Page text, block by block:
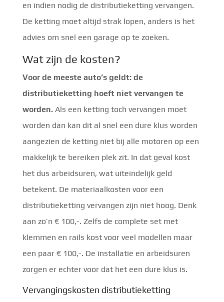
en indien nodig de distributieketting vervangen.
De ketting moet altijd strak lopen, anders is het
advies om snel een garage op te zoeken.
Wat zijn de kosten?
Voor de meeste auto’s geldt: de
distributieketting hoeft niet vervangen te
worden.Als een ketting toch vervangen moet
worden dan kan dit al snel een dure klus worden
aangezien de ketting niet bij alle motoren op een
makkelijk te bereiken plek zit. In dat geval kost
het dus arbeidsuren, wat uiteindelijk geld
betekent. De materiaalkosten voor een
distributieketting vervangen zijn niet hoog. Denk
aan zo’n € 100,-. Zelfs de complete set met
klemmen en rails kost voor veel modellen maar
een paar € 100,-. De installatie en arbeidsuren
zorgen er echter voor dat het een dure klus is.
Vervangingskosten distributieketting